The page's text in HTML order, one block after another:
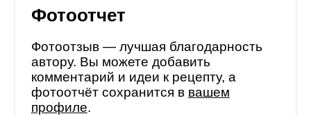
Фотоотчет
Фотоотзыв — лучшая благодарность
автору. Вы можете добавить
комментарий и идеи к рецепту, а
фотоотчёт сохранится в вашем
профиле.